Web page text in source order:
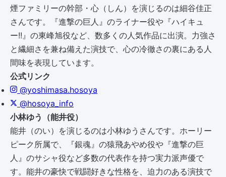
煙ファミリーの幹部・心（しん）を演じるのは細谷佳正
さんです。『進撃の巨人』のライナー役や『ハイキュ
ー!!』の東峰旭役など、数多くの人気作品に出演。力強さ
と繊細さを兼ね備えた演技で、心の冷徹さの裏にある人
間味を表現しています。
公式リンク
@yoshimasa.hosoya
@hosoya_info
小林ゆう（能井役）
能井（のい）を演じるのは小林ゆうさんです。ホーリー
ピーク所属で、『銀魂』の猿飛あやめ役や『進撃の巨
人』のサシャ役など多数の代表作を持つ実力派声優で
す。能井の豪快で戦闘好きな性格を、迫力のある演技で